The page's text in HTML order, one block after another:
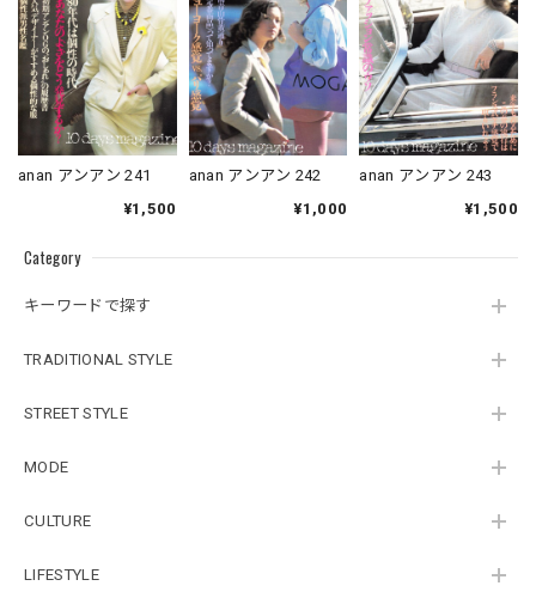
Category
キーワードで探す
TRADITIONAL STYLE
STREET STYLE
MODE
CULTURE
LIFESTYLE
anan アンアン 241
¥1,500
anan アンアン 242
¥1,000
anan アンアン 243
¥1,500